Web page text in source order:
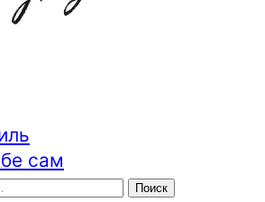
и красоты
сам